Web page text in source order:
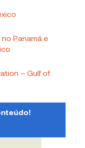
Panamá e
– Gulf of